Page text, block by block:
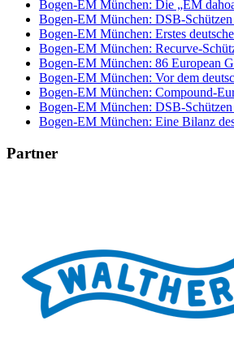
Bogen-EM München: Die „EM
Bogen-EM München: DSB-
Bogen-EM München: Erstes
Bogen-EM München: Recurve-
Bogen-EM München: 86 European
Bogen-EM München: Vor dem
Bogen-EM München: Compound-
Bogen-EM München: DSB-
Bogen-EM München: Eine Bilanz
Partner